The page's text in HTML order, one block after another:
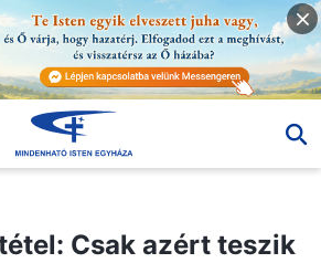
Csak azért teszik